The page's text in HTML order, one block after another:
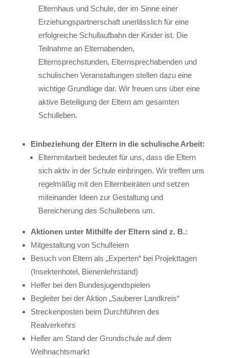
Elternhaus und Schule, der im Sinne einer
Erziehungspartnerschaft unerlässlich für eine
erfolgreiche Schullaufbahn der Kinder ist. Die
Teilnahme an Elternabenden,
Elternsprechstunden, Elternsprechabenden und
schulischen Veranstaltungen stellen dazu eine
wichtige Grundlage dar. Wir freuen uns über eine
aktive Beteiligung der Eltern am gesamten
Schulleben.
Einbeziehung der Eltern in die schulische Arbeit:
Elternmitarbeit bedeutet für uns, dass die Eltern
sich aktiv in der Schule einbringen. Wir treffen uns
regelmäßig mit den Elternbeiräten und setzen
miteinander Ideen zur Gestaltung und
Bereicherung des Schullebens um.
Aktionen unter Mithilfe der Eltern sind z. B.:
Mitgestaltung von Schulfeiern
Besuch von Eltern als „Experten“ bei Projekttagen
(Insektenhotel, Bienenlehrstand)
Helfer bei den Bundesjugendspielen
Begleiter bei der Aktion „Sauberer Landkreis“
Streckenposten beim Durchführen des
Realverkehrs
Helfer am Stand der Grundschule auf dem
Weihnachtsmarkt